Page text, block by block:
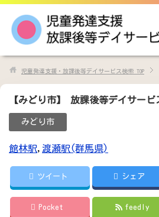
児童発達支援・放課後等デイサービス検索 TOP
【みどり市】 放課後等デイサービ
みどり市
館林駅, 渡瀬駅(群馬県)
ツイート シェア
Pocket feedly